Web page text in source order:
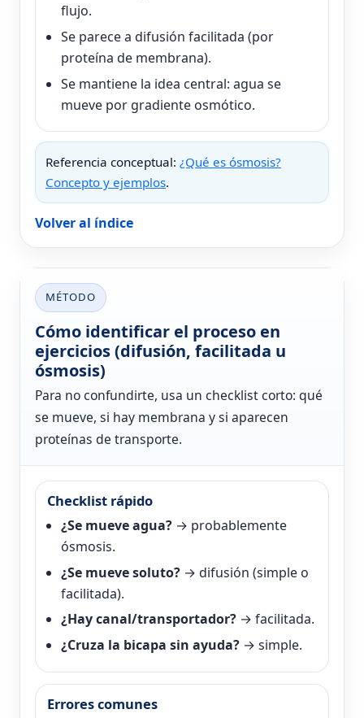
flujo.
Se parece a difusión facilitada (por
proteína de membrana).
Se mantiene la idea central: agua se
mueve por gradiente osmótico.
Referencia conceptual: ¿Qué es ósmosis?
Concepto y ejemplos.
Volver al índice
MÉTODO
Cómo identificar el proceso en
ejercicios (difusión, facilitada u
ósmosis)
Para no confundirte, usa un checklist corto: qué
se mueve, si hay membrana y si aparecen
proteínas de transporte.
Checklist rápido
¿Se mueve agua?→ probablemente
ósmosis.
¿Se mueve soluto?→ difusión (simple o
facilitada).
¿Hay canal/transportador?→ facilitada.
¿Cruza la bicapa sin ayuda?→ simple.
Errores comunes